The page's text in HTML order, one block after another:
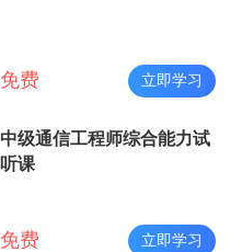
免费 立即学习
中级通信工程师综合能力试
听课
免费 立即学习